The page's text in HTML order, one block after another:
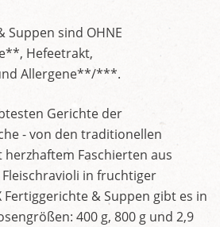
Suppen sind OHNE
Hefeetrakt,
Allergene**/***.
Gerichte der
- von den traditionellen
Faschierten aus
in fruchtiger
Fertiggerichte & Suppen gibt es in
400 g, 800 g und 2,9